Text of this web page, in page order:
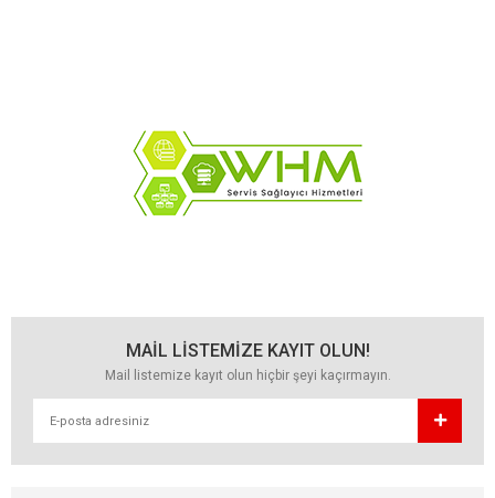
MAİL LİSTEMİZE KAYIT OLUN!
Mail listemize kayıt olun hiçbir şeyi kaçırmayın.